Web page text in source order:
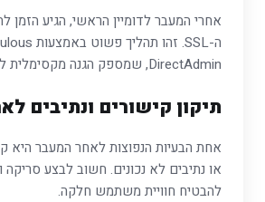
אחרי המעבר לדומיין הראשי, הגיע הזמן
DirectAdmin, שמספק הגנה מקסימלית לאתר ולמשתמשיו.
תיקון קישורים ונתיבים
אחת הבעיות הנפוצות לאחר המעבר היא
או נתיבים לא נכונים. חשוב לבצע סריקה
להבטיח חוויית משתמש חלקה.